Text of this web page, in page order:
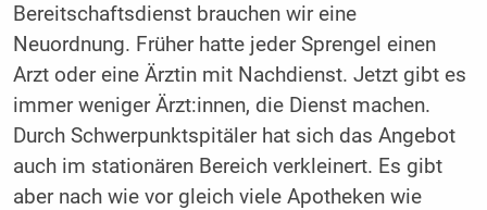
Bereitschaftsdienst brauchen wir eine
Neuordnung. Früher hatte jeder Sprengel einen
Arzt oder eine Ärztin mit Nachdienst. Jetzt gibt es
immer weniger Ärzt:innen, die Dienst machen.
Durch Schwerpunktspitäler hat sich das Angebot
auch im stationären Bereich verkleinert. Es gibt
aber nach wie vor gleich viele Apotheken wie